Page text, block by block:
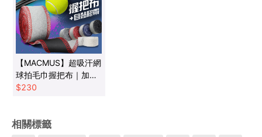
【MACMUS】超吸汗網
球拍毛巾握把布｜加贈
運動防護膠帶
$230
相關標籤